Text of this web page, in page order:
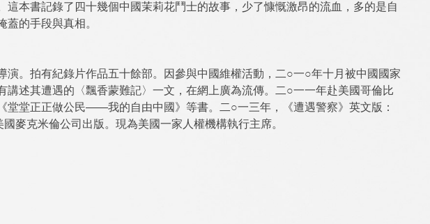
本書記錄了四十幾個中國茉莉花鬥士的故事，少了慷慨激昂的流血，多的是自
的手段與真相。
。拍有紀錄片作品五十餘部。因參與中國維權活動，二○一○年十月被中國國家
述其遭遇的〈飄香蒙難記〉一文，在網上廣為流傳。二○一一年赴美國哥倫比
堂堂正正做公民——我的自由中國》等書。二○一三年，《遭遇警察》英文版：
麥克米倫公司出版。現為美國一家人權機構執行主席。